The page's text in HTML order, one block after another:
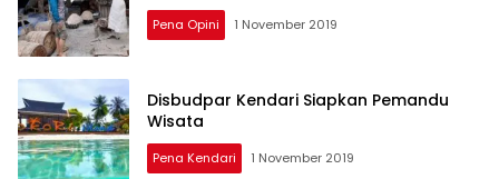
Pena Opini 1 November 2019
Disbudpar Kendari Siapkan Pemandu
Wisata
Pena Kendari 1 November 2019